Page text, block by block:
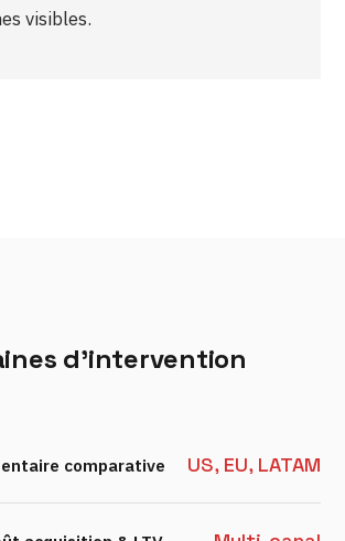
visibles.
d'intervention
comparative US, EU, LATAM